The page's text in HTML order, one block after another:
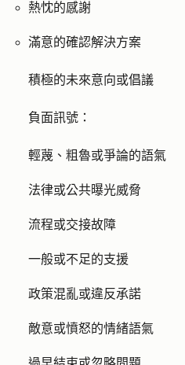
熱忱的感謝
滿意的確認解決方案
積極的未來意向或倡議
負面訊號：
輕蔑、粗魯或爭論的語氣
法律或公共曝光威脅
流程或交接故障
一般或不足的支援
政策混亂或違反承諾
敵意或憤怒的情緒語氣